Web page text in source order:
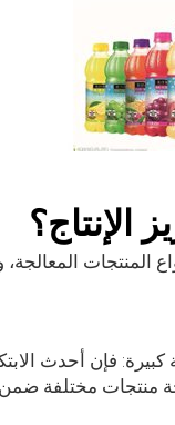
الإنتاج؟
المنتجات
فإن أحدث
منتجات مختلفة